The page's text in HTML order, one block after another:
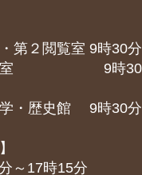
第２閲覧室 9時30
書室 9時30分
・歴史館 9時30分
～17時15分